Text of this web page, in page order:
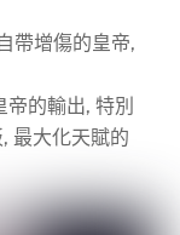
帶增傷的皇帝,
的輸出, 特別
最大化天賦的